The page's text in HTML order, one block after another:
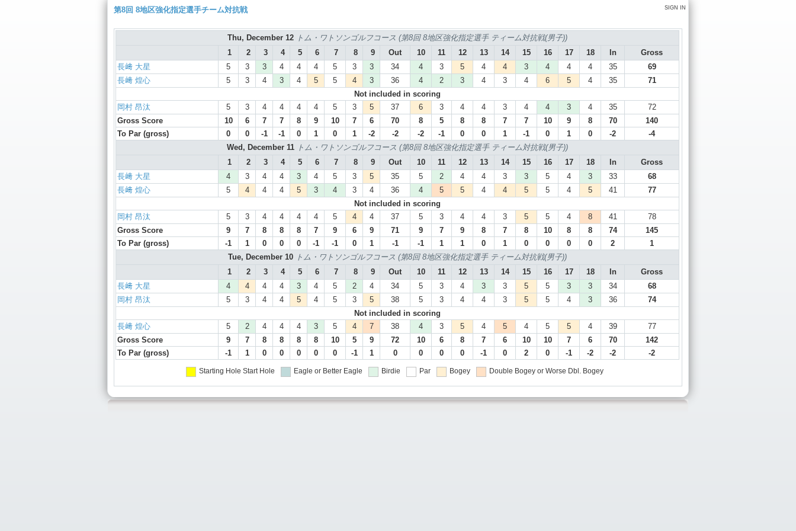
SIGN IN
第8回 8地区強化指定選手チーム対抗戦
Thu, December 12 トム・ワトソンゴルフコース (第8回 8地区強化指定選手 ティーム対抗戦(男子))
1
2 3 4 5 6 7 8 9 Out 10 11 12 13 14 15 16 17 18 In
Gross
長﨑 大星
5 3 3 4 4 4 5 3 3 34 4 3 5 4 4 3 4 4 4 35
69
長﨑 煌心
5 3 4 3 4 5 5 4 3 36 4 2 3 4 3 4 6 5 4 35
71
Not included in scoring
岡村 昂汰
5 3 4 4 4 4 5 3 5 37 6 3 4 4 3 4 4 3 4 35
72
Gross Score
10 6 7 7 8 9 10 7 6 70 8 5 8 8 7 7 10 9 8 70
140
To Par (gross)
0 0 -1 -1 0 1 0 1 -2 -2 -2 -1 0 0 1 -1 0 1 0 -2
-4
Wed, December 11 トム・ワトソンゴルフコース (第8回 8地区強化指定選手 ティーム対抗戦(男子))
1
2 3 4 5 6 7 8 9 Out 10 11 12 13 14 15 16 17 18 In
Gross
長﨑 大星
4 3 4 4 3 4 5 3 5 35 5 2 4 4 3 3 5 4 3 33
68
長﨑 煌心
5 4 4 4 5 3 4 3 4 36 4 5 5 4 4 5 5 4 5 41
77
Not included in scoring
岡村 昂汰
5 3 4 4 4 4 5 4 4 37 5 3 4 4 3 5 5 4 8 41
78
Gross Score
9 7 8 8 8 7 9 6 9 71 9 7 9 8 7 8 10 8 8 74
145
To Par (gross)
-1 1 0 0 0 -1 -1 0 1 -1 -1 1 1 0 1 0 0 0 0 2
1
Tue, December 10 トム・ワトソンゴルフコース (第8回 8地区強化指定選手 ティーム対抗戦(男子))
1
2 3 4 5 6 7 8 9 Out 10 11 12 13 14 15 16 17 18 In
Gross
長﨑 大星
4 4 4 4 3 4 5 2 4 34 5 3 4 3 3 5 5 3 3 34
68
岡村 昂汰
5 3 4 4 5 4 5 3 5 38 5 3 4 4 3 5 5 4 3 36
74
Not included in scoring
長﨑 煌心
5 2 4 4 4 3 5 4 7 38 4 3 5 4 5 4 5 5 4 39
77
Gross Score
9 7 8 8 8 8 10 5 9 72 10 6 8 7 6 10 10 7 6 70
142
To Par (gross)
-1 1 0 0 0 0 0 -1 1 0 0 0 0 -1 0 2 0 -1 -2 -2 -2
Starting Hole Start Hole Eagle or Better Eagle Birdie Par Bogey Double Bogey or Worse Dbl. Bogey